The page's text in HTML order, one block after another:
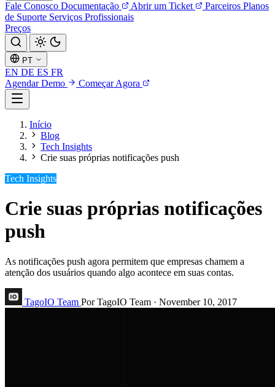
Fale Conosco Documentação Abrir um Ticket Parceiros Planos
de Suporte Serviços Profissionais
Preços
PT
EN DE ES FR
Agendar Demo
Começar Agora
Início
Blog
Tech Insights
Crie suas próprias notificações push
Tech Insights
Crie suas próprias notificações
push
As notificações push agora permitem que empresas chamem a
atenção dos usuários quando algo acontece em suas contas.
TagoIO Team Por TagoIO Team · November 10, 2017